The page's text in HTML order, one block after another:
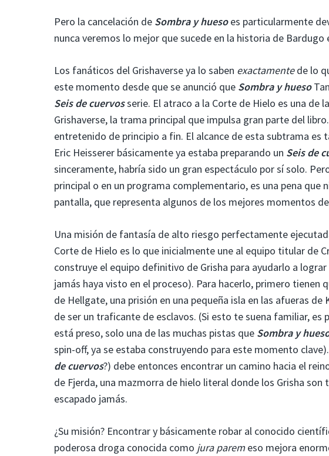
Pero la cancelación de Sombra y huesoes particularmente
nunca veremos lo mejor que sucede en la historia de
Los fanáticos del Grishaverse ya lo saben exactamentede lo
este momento desde que se anunció que Sombra y hueso
Seis de cuervosserie. El atraco a la Corte de Hielo es una
Grishaverse, la trama principal que impulsa gran parte del libro.
entretenido de principio a fin. El alcance de esta subtrama es
Eric Heisserer básicamente ya estaba preparando un Seis de
sinceramente, habría sido un gran espectáculo por sí solo.
principal o en un programa complementario, es una pena
pantalla, que representa algunos de los mejores momentos
Una misión de fantasía de alto riesgo perfectamente
Corte de Hielo es lo que inicialmente une al equipo titular de
construye el equipo definitivo de Grisha para ayudarlo a
jamás haya visto en el proceso). Para hacerlo, primero tienen
de Hellgate, una prisión en una pequeña isla en las afueras
de ser un traficante de esclavos. (Si esto te suena familiar,
está preso, solo una de las muchas pistas que Sombra y
spin-off, ya se estaba construyendo para este momento
de cuervos?) debe entonces encontrar un camino hacia el
de Fjerda, una mazmorra de hielo literal donde los Grisha
escapado jamás.
¿Su misión? Encontrar y básicamente robar al conocido
poderosa droga conocida como jura parem eso mejora